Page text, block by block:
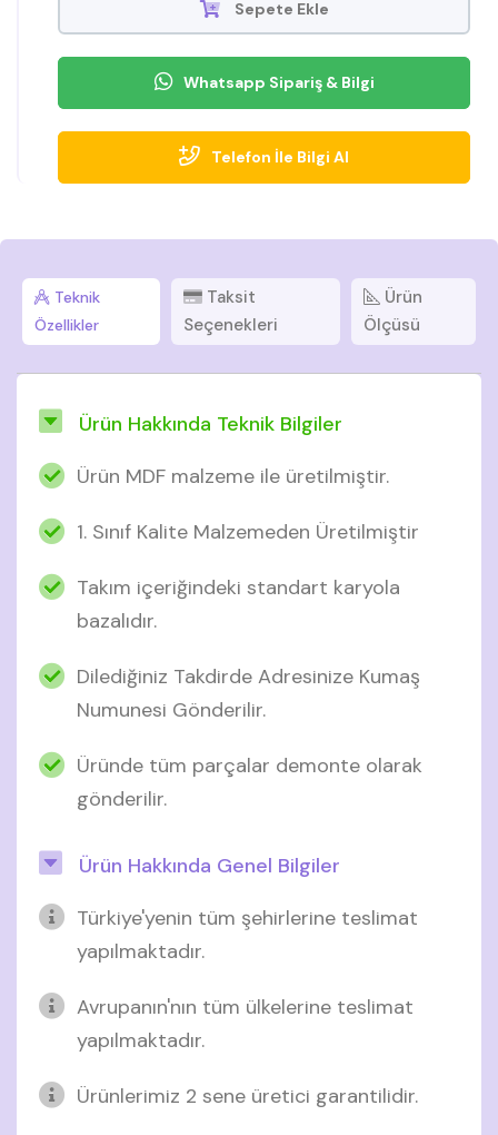
aydınlatmalar gece kullanımını konforlu hale getirirken,
sandıklı baza geniş depolama alanıyla ferah bir düzen
Sepete Ekle
Whatsapp Sipariş & Bilgi
Telefon İle Bilgi Al
Teknik
Özellikler
Taksit
Seçenekleri
Ürün
Ölçüsü
Ürün Hakkında Teknik Bilgiler
Ürün MDF malzeme ile üretilmiştir.
1. Sınıf Kalite Malzemeden Üretilmiştir
Takım içeriğindeki standart karyola
bazalıdır.
Dilediğiniz Takdirde Adresinize Kumaş
Numunesi Gönderilir.
Üründe tüm parçalar demonte olarak
gönderilir.
Ürün Hakkında Genel Bilgiler
Türkiye'yenin tüm şehirlerine teslimat
yapılmaktadır.
Avrupanın'nın tüm ülkelerine teslimat
yapılmaktadır.
Ürünlerimiz 2 sene üretici garantilidir.